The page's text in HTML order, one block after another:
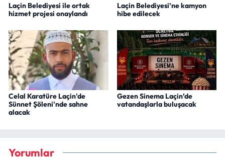
Laçin Belediyesi ile ortak
hizmet projesi onaylandı
Laçin Belediyesi’ne kamyon
hibe edilecek
Celal Karatüre Laçin'de
Sünnet Şöleni'nde sahne
alacak
Gezen Sinema Laçin’de
vatandaşlarla buluşacak
Yorumlar